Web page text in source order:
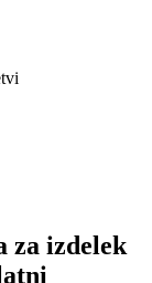
za izdelek